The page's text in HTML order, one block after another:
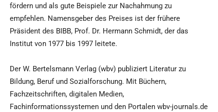
fördern und als gute Beispiele zur Nachahmung zu
empfehlen. Namensgeber des Preises ist der frühere
Präsident des BIBB, Prof. Dr. Hermann Schmidt, der das
Institut von 1977 bis 1997 leitete.
Der W. Bertelsmann Verlag (wbv) publiziert Literatur zu
Bildung, Beruf und Sozialforschung. Mit Büchern,
Fachzeitschriften, digitalen Medien,
Fachinformationssystemen und den Portalen wbv-journals.de